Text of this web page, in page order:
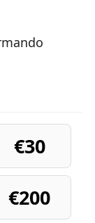
€30
€200